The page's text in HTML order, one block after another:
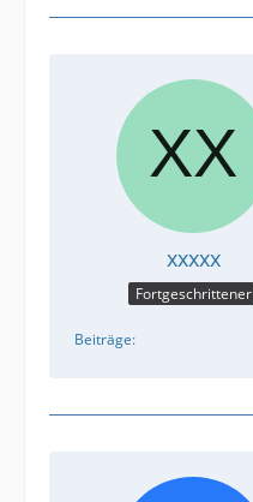
xxxxx
Fortgeschrittener
Beiträge